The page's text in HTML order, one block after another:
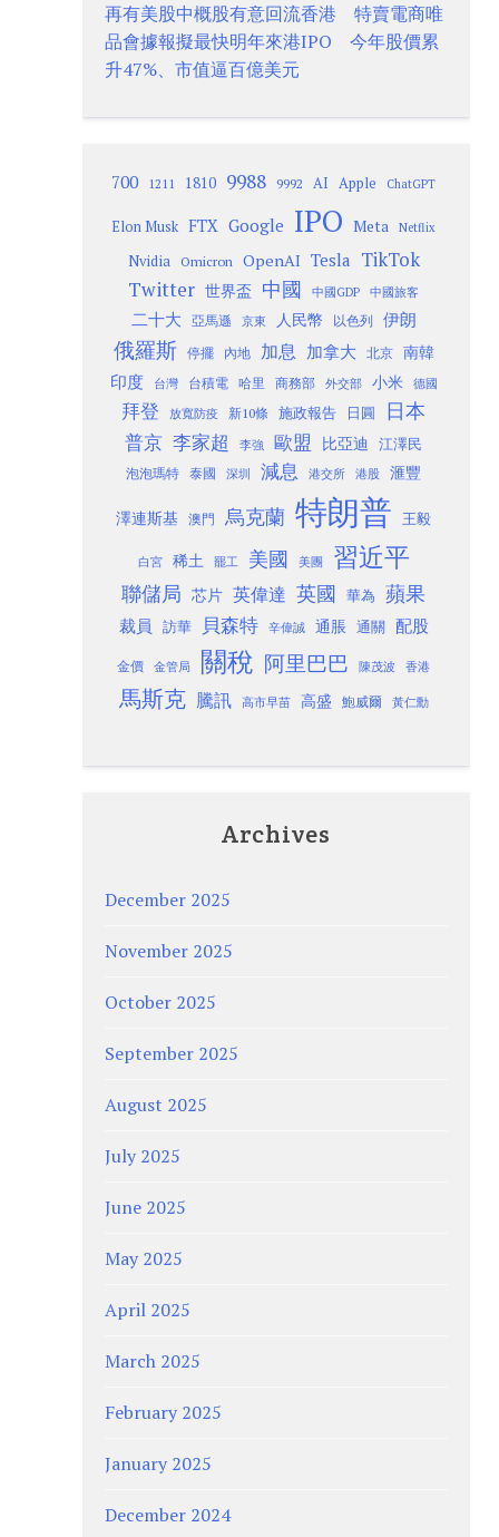
再有美股中概股有意回流香港 特賣電商唯
品會據報擬最快明年來港IPO 今年股價累
升47%、市值逼百億美元
700 1211 1810 9988 9992 AI Apple ChatGPT
Elon Musk FTX Google IPO Meta Netflix
Nvidia Omicron OpenAI Tesla TikTok
Twitter 世界盃 中國 中國GDP 中國旅客
二十大 亞馬遜 京東 人民幣 以色列 伊朗
俄羅斯 停擺 內地 加息 加拿大 北京
南韓
印度
台灣 台積電 哈里 商務部 外交部 小米 德國
拜登 放寬防疫 新10條 施政報告 日圓 日本
普京 李家超 李強 歐盟 比亞迪 江澤民
泡泡瑪特 泰國 深圳 減息 港交所 港股 滙豐
澤連斯基 澳門 烏克蘭 特朗普 王毅
白宮 稀土 罷工 美國 美團 習近平
聯儲局 芯片 英偉達 英國 華為 蘋果
裁員 訪華 貝森特 辛偉誠 通脹 通關 配股
金價 金管局 關稅 阿里巴巴 陳茂波 香港
馬斯克 騰訊 高市早苗 高盛 鮑威爾 黃仁勳
Archives
December 2025
November 2025
October 2025
September 2025
August 2025
July 2025
June 2025
May 2025
April 2025
March 2025
February 2025
January 2025
December 2024